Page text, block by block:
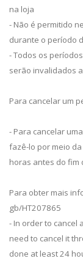
na loja
- Não é permitido
durante o período
- Todos os
serão invalidados
Para cancelar um
- Para cancelar
fazê-lo por meio
horas antes do fim
Para obter mais
gb/HT207865
- In order to cancel
need to cancel it
done at least 24